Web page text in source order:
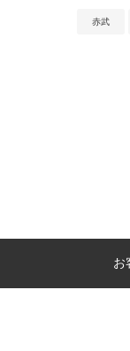
赤武
お